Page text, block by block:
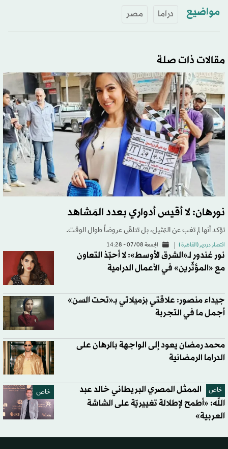
مواضيع دراما مصر
مقالات ذات صلة
نورهان: لا أقيس أدواري بعدد المَشاهد
تؤكد أنها لم تغب عن التمثيل، بل تتلقّى عروضاً طوال الوقت.
انتصار دردير (القاهرة ) الجمعة 07/08 - 14:28
نور غندور لـ«الشرق الأوسط»: لا أحبّذ التعاون
مع «المؤثّرين» في الأعمال الدرامية
جيداء منصور: علاقتي بزميلاتي بـ«تحت السن»
أجمل ما في التجربة
محمد رمضان يعود إلى الواجهة بالرهان على
الدراما الرمضانية
خاص خاص
الممثل المصري البريطاني خالد عبد
الله: «أطمح لإطلالة تغييريّة على الشاشة
العربية»